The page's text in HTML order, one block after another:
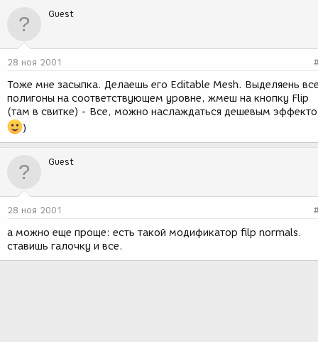
Guest
28 ноя 2001
Тоже мне засыпка. Делаешь его Editable Mesh. Выделяень
полигоны на соответствующем уровне, жмеш на кнопку Flip
(там в свитке) - Все, можно наслаждаться дешевым
)
Guest
28 ноя 2001
а можно еще проще: есть такой модификатор filp normals.
ставишь галочку и все.